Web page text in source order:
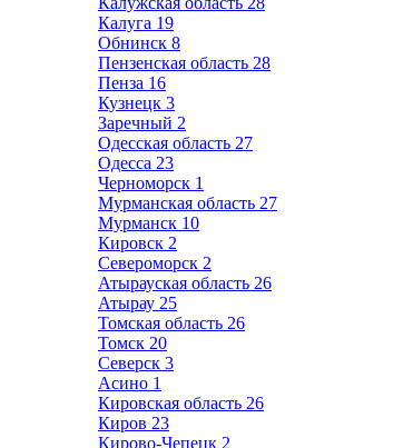
Калуга 19
Обнинск 8
Пензенская область 28
Пенза 16
Кузнецк 3
Заречный 2
Одесская область 27
Одесса 23
Черноморск 1
Мурманская область 27
Мурманск 10
Кировск 2
Североморск 2
Атырауская область 26
Атырау 25
Томская область 26
Томск 20
Северск 3
Асино 1
Кировская область 26
Киров 23
Кирово-Чепецк 2